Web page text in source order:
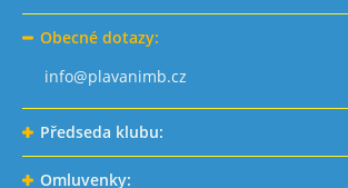
Obecné dotazy:
info@plavanimb.cz
Předseda klubu:
Omluvenky: